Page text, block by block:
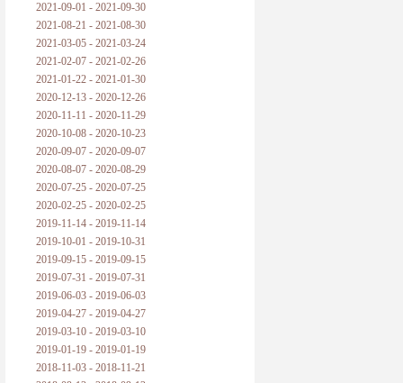
2021-09-01 - 2021-09-30
2021-08-21 - 2021-08-30
2021-03-05 - 2021-03-24
2021-02-07 - 2021-02-26
2021-01-22 - 2021-01-30
2020-12-13 - 2020-12-26
2020-11-11 - 2020-11-29
2020-10-08 - 2020-10-23
2020-09-07 - 2020-09-07
2020-08-07 - 2020-08-29
2020-07-25 - 2020-07-25
2020-02-25 - 2020-02-25
2019-11-14 - 2019-11-14
2019-10-01 - 2019-10-31
2019-09-15 - 2019-09-15
2019-07-31 - 2019-07-31
2019-06-03 - 2019-06-03
2019-04-27 - 2019-04-27
2019-03-10 - 2019-03-10
2019-01-19 - 2019-01-19
2018-11-03 - 2018-11-21